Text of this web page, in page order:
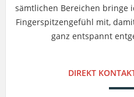
sämtlichen Bereichen bringe
Fingerspitzengefühl mit,
ganz entspannt
DIREKT